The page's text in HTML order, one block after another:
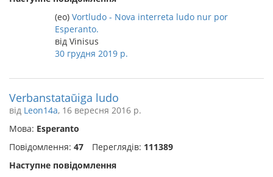
(eo) Vortludo - Nova interreta ludo nur por
Esperanto.
від Vinisus
30 грудня 2019 р.
Verbanstataŭiga ludo
від Leon14a, 16 вересня 2016 р.
Мова: Esperanto
Повідомлення: 47 Переглядів: 111389
Наступне повідомлення